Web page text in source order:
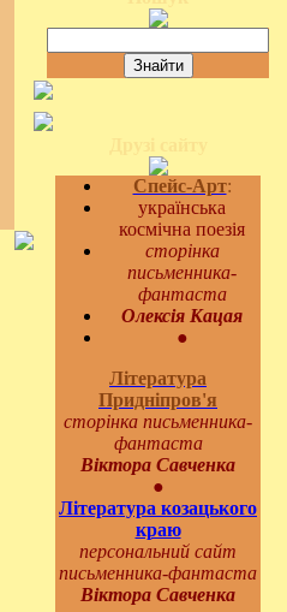
Спейс-Арт:
українська
космічна поезія
сторінка
письменника-
фантаста
Олексія Кацая
●
Література
Придніпров'я
сторінка письменника-
фантаста
Віктора Савченка
●
Література козацького
краю
персональний сайт
письменника-фантаста
Віктора Савченка